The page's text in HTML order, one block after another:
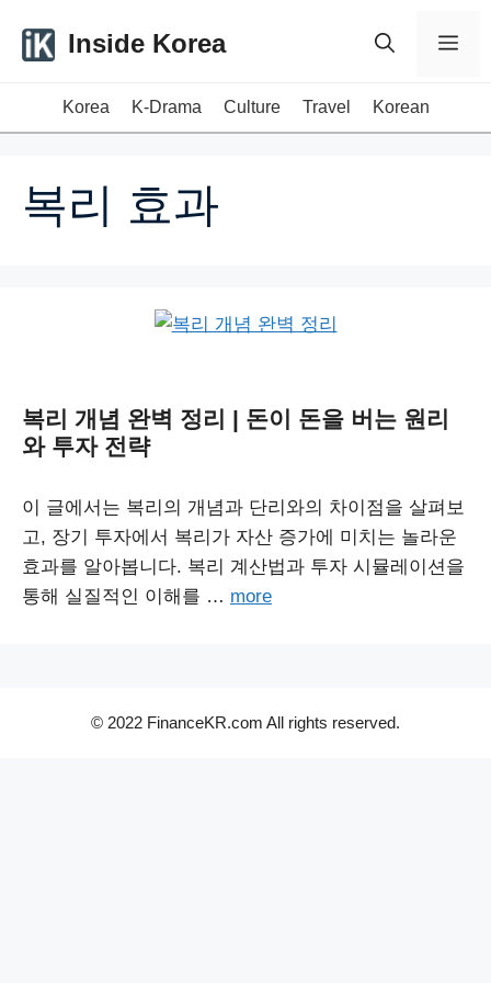
Inside Korea
Korea K-Drama Culture Travel Korean
복리 효과
복리 개념 완벽 정리 | 돈이 돈을 버는 원리
와 투자 전략
이 글에서는 복리의 개념과 단리와의 차이점을 살펴보
고, 장기 투자에서 복리가 자산 증가에 미치는 놀라운
효과를 알아봅니다. 복리 계산법과 투자 시뮬레이션을
통해 실질적인 이해를 … more
© 2022 FinanceKR.com All rights reserved.